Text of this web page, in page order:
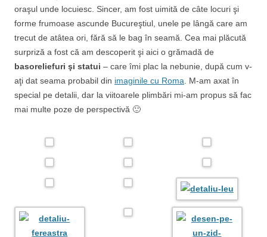
oraşul unde locuiesc. Sincer, am fost uimită de câte locuri şi
forme frumoase ascunde Bucureştiul, unele pe lângă care am
trecut de atâtea ori, fără să le bag în seamă. Cea mai plăcută
surpriză a fost că am descoperit şi aici o grămadă de
basoreliefuri şi statui – care îmi plac la nebunie, după cum v-
aţi dat seama probabil din imaginile cu Roma . M-am axat în
special pe detalii, dar la viitoarele plimbări mi-am propus să fac
mai multe poze de perspectivă 🙂